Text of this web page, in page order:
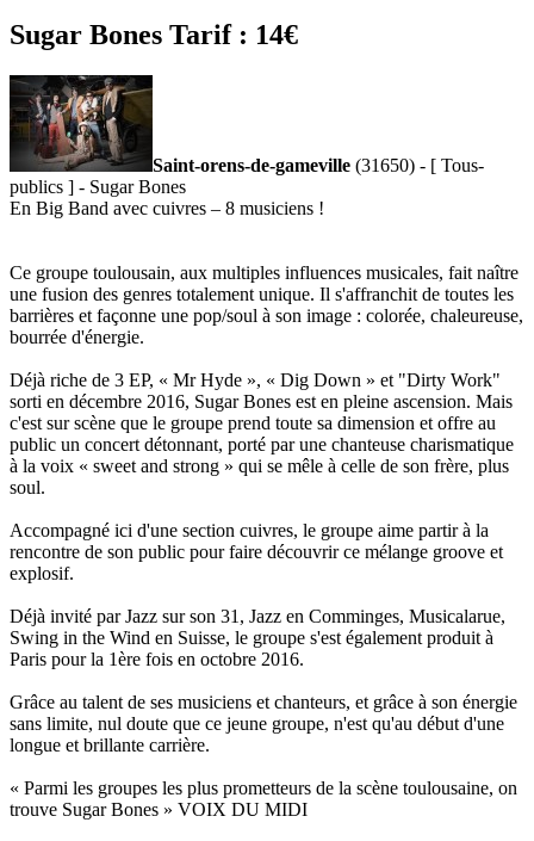
Sugar Bones Tarif : 14€
Saint-orens-de-gameville (31650) - [ Tous-
publics ] - Sugar Bones
En Big Band avec cuivres – 8 musiciens !
Ce groupe toulousain, aux multiples influences musicales, fait naître
une fusion des genres totalement unique. Il s'affranchit de toutes les
barrières et façonne une pop/soul à son image : colorée, chaleureuse,
bourrée d'énergie.
Déjà riche de 3 EP, « Mr Hyde », « Dig Down » et "Dirty Work"
sorti en décembre 2016, Sugar Bones est en pleine ascension. Mais
c'est sur scène que le groupe prend toute sa dimension et offre au
public un concert détonnant, porté par une chanteuse charismatique
à la voix « sweet and strong » qui se mêle à celle de son frère, plus
soul.
Accompagné ici d'une section cuivres, le groupe aime partir à la
rencontre de son public pour faire découvrir ce mélange groove et
explosif.
Déjà invité par Jazz sur son 31, Jazz en Comminges, Musicalarue,
Swing in the Wind en Suisse, le groupe s'est également produit à
Paris pour la 1ère fois en octobre 2016.
Grâce au talent de ses musiciens et chanteurs, et grâce à son énergie
sans limite, nul doute que ce jeune groupe, n'est qu'au début d'une
longue et brillante carrière.
« Parmi les groupes les plus prometteurs de la scène toulousaine, on
trouve Sugar Bones » VOIX DU MIDI